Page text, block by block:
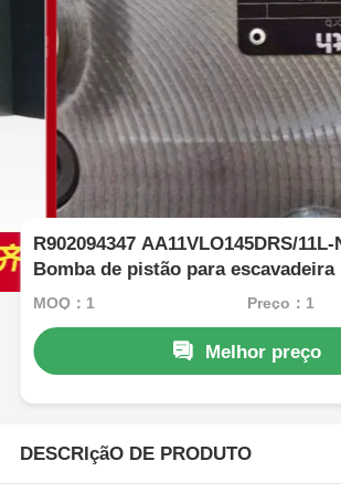
R902094347 AA11VLO145DRS/11L-
Bomba de pistão para escavadeira
MOQ：1 Preço：1
Melhor preço
DESCRIçãO DE PRODUTO